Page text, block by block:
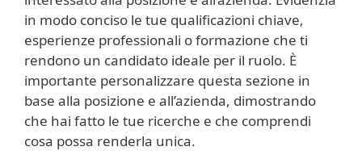
in modo conciso le tue qualificazioni chiave,
esperienze professionali o formazione che ti
rendono un candidato ideale per il ruolo. È
importante personalizzare questa sezione in
base alla posizione e all’azienda, dimostrando
che hai fatto le tue ricerche e che comprendi
cosa possa renderla unica.